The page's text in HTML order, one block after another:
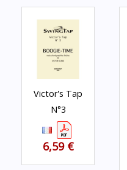
Victor's Tap
N°3
6,59 €